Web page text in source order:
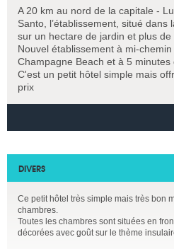
A 20 km au nord de la capitale -
Santo, l’établissement, situé dans
sur un hectare de jardin et plus de
Nouvel établissement à mi-
Champagne Beach et à 5 minutes
C'est un petit hôtel simple mais
prix
DIVERS
Ce petit hôtel très simple mais très bon
chambres.
Toutes les chambres sont situées en
décorées avec goût sur le thème